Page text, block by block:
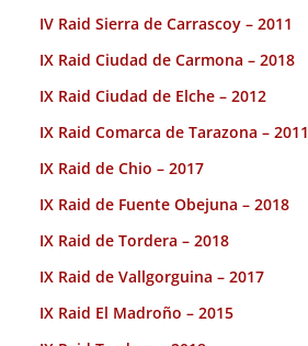
IV Raid Sierra de Carrascoy – 2011
IX Raid Ciudad de Carmona – 2018
IX Raid Ciudad de Elche – 2012
IX Raid Comarca de Tarazona – 2011
IX Raid de Chio – 2017
IX Raid de Fuente Obejuna – 2018
IX Raid de Tordera – 2018
IX Raid de Vallgorguina – 2017
IX Raid El Madroño – 2015